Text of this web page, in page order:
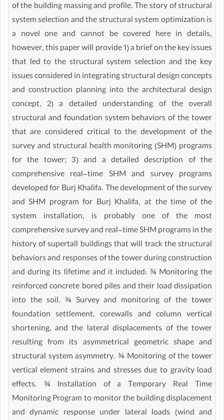
of the building massing and profile. The story of structural
system selection and the structural system optimization is
a novel one and cannot be covered here in details,
however, this paper will provide 1) a brief on the key issues
that led to the structural system selection and the key
issues considered in integrating structural design concepts
and construction planning into the architectural design
concept, 2) a detailed understanding of the overall
structural and foundation system behaviors of the tower
that are considered critical to the development of the
survey and structural health monitoring (SHM) programs
for the tower; 3) and a detailed description of the
comprehensive real-time SHM and survey programs
developed for Burj Khalifa. The development of the survey
and SHM program for Burj Khalifa, at the time of the
system installation, is probably one of the most
comprehensive survey and real-time SHM programs in the
history of supertall buildings that will track the structural
behaviors and responses of the tower during construction
and during its lifetime and it included: ¾ Monitoring the
reinforced concrete bored piles and their load dissipation
into the soil. ¾ Survey and monitoring of the tower
foundation settlement, corewalls and column vertical
shortening, and the lateral displacements of the tower
resulting from its asymmetrical geometric shape and
structural system asymmetry. ¾ Monitoring of the tower
vertical element strains and stresses due to gravity load
effects. ¾ Installation of a Temporary Real Time
Monitoring Program to monitor the building displacement
and dynamic response under lateral loads (wind and